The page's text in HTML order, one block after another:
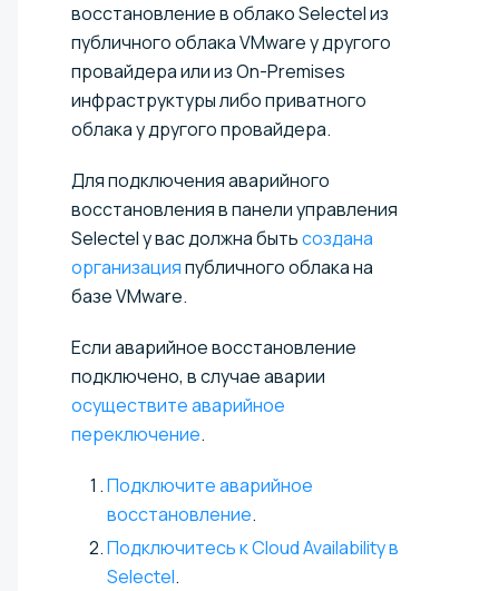
восстановление в облако Selectel из
публичного облака VMware у другого
провайдера или из On-Premises
инфраструктуры либо приватного
облака у другого провайдера.
Для подключения аварийного
восстановления в панели управления
Selectel у вас должна бытьсоздана
организацияпубличного облака на
базе VMware.
Если аварийное восстановление
подключено, в случае аварии
осуществите аварийное
переключение.
Подключите аварийное
восстановление.
Подключитесь к Cloud Availability в
Selectel.